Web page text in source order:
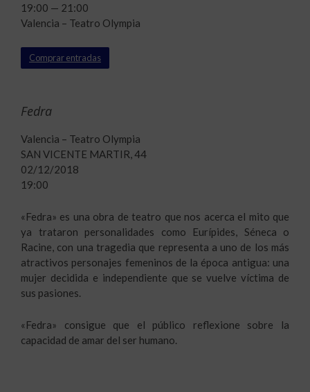
Fedra
Valencia – Teatro Olympia
SAN VICENTE MARTIR, 44
02/12/2018
19:00
«Fedra» es una obra de teatro que nos acerca el mito que
ya trataron personalidades como Eurípides, Séneca o
Racine, con una tragedia que representa a uno de los más
atractivos personajes femeninos de la época antigua: una
mujer decidida e independiente que se vuelve víctima de
sus pasiones.
«Fedra» consigue que el público reflexione sobre la
capacidad de amar del ser humano.
19:00 — 21:00
Valencia – Teatro Olympia
Comprar entradas